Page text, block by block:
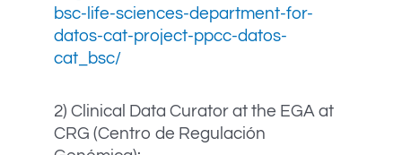
bsc-life-sciences-department-for-
datos-cat-project-ppcc-datos-
cat_bsc/
2) Clinical Data Curator at the EGA at
CRG (Centro de Regulación